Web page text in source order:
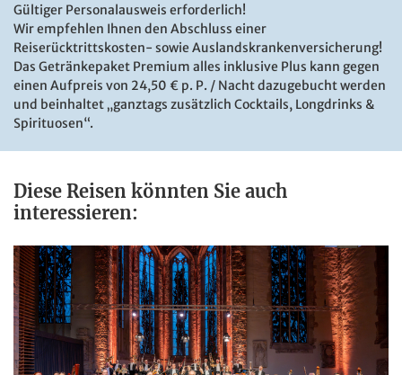
Genussmomente mit A-ROSA
Bildnachweis: A-ROSA
Gültiger Personalausweis erforderlich!
Wir empfehlen Ihnen den Abschluss einer
Reiserücktrittskosten- sowie Auslandskrankenversicherung!
Das Getränkepaket Premium alles inklusive Plus kann gegen
einen Aufpreis von 24,50 € p. P. / Nacht dazugebucht werden
und beinhaltet „ganztags zusätzlich Cocktails, Longdrinks &
Spirituosen“.
Diese Reisen könnten Sie auch
interessieren: